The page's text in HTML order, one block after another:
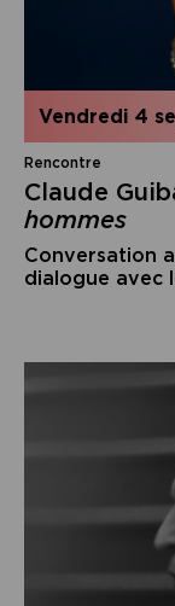
vendredi 4
Rencontre
Claude
hommes
Conversation
dialogue avec